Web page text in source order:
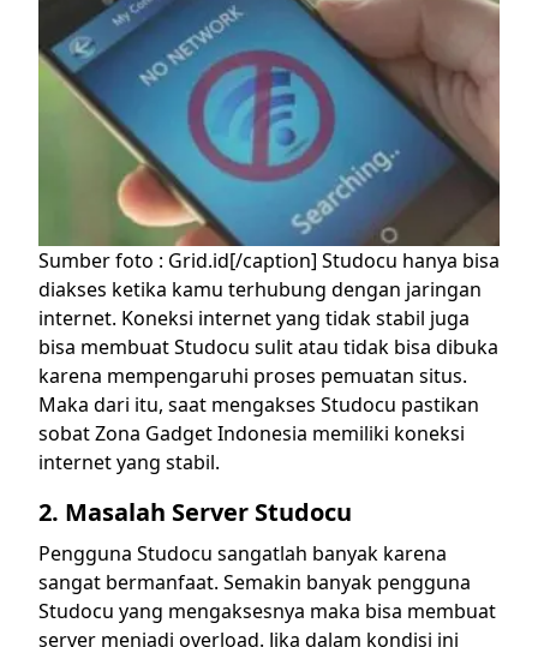
Sumber foto : Grid.id[/caption] Studocu hanya bisa
diakses ketika kamu terhubung dengan jaringan
internet. Koneksi internet yang tidak stabil juga
bisa membuat Studocu sulit atau tidak bisa dibuka
karena mempengaruhi proses pemuatan situs.
Maka dari itu, saat mengakses Studocu pastikan
sobat Zona Gadget Indonesia memiliki koneksi
internet yang stabil.
2. Masalah Server Studocu
Pengguna Studocu sangatlah banyak karena
sangat bermanfaat. Semakin banyak pengguna
Studocu yang mengaksesnya maka bisa membuat
server menjadi overload. Jika dalam kondisi ini